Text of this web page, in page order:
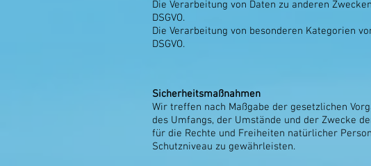
Die Verarbeitung von Daten zu anderen
DSGVO.
Die Verarbeitung von besonderen Kategorien
DSGVO.
Sicherheitsmaßnahmen
Wir treffen nach Maßgabe der gesetzlichen
des Umfangs, der Umstände und der Zwecke
für die Rechte und Freiheiten natürlicher
Schutzniveau zu gewährleisten.